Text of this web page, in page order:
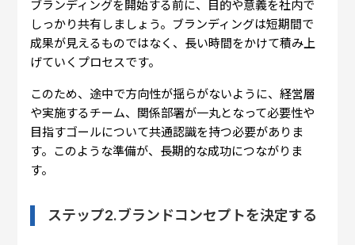
ブランディングを開始する前に、目的や意義を社内で
しっかり共有しましょう。ブランディングは短期間で
成果が見えるものではなく、長い時間をかけて積み上
げていくプロセスです。
このため、途中で方向性が揺らがないように、経営層
や実施するチーム、関係部署が一丸となって必要性や
目指すゴールについて共通認識を持つ必要がありま
す。このような準備が、長期的な成功につながりま
す。
ステップ2.ブランドコンセプトを決定する